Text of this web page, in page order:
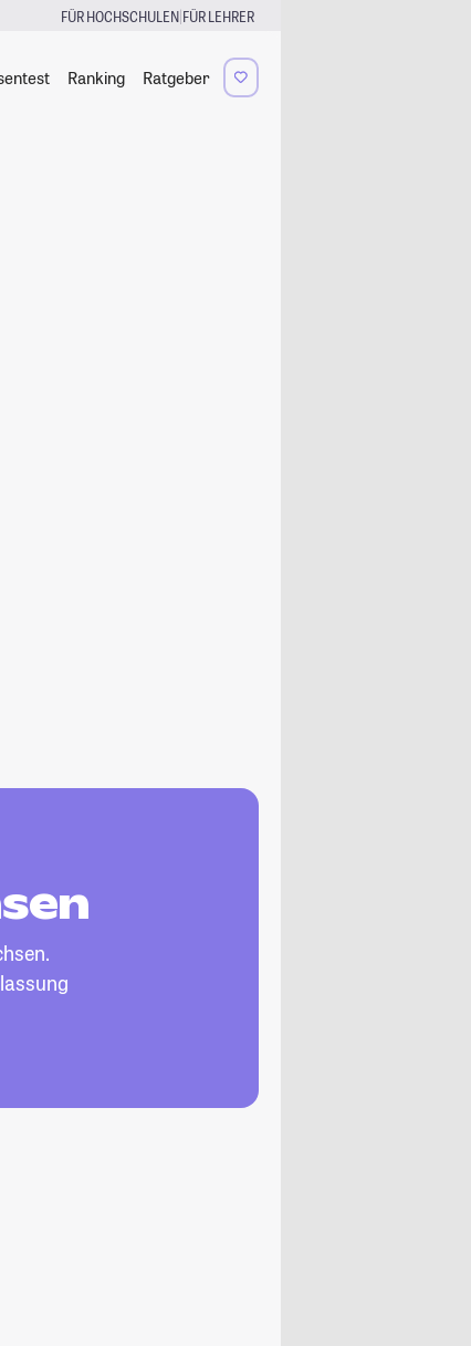
FÜR HOCHSCHULEN|FÜR LEHRER
Ranking Ratgeber